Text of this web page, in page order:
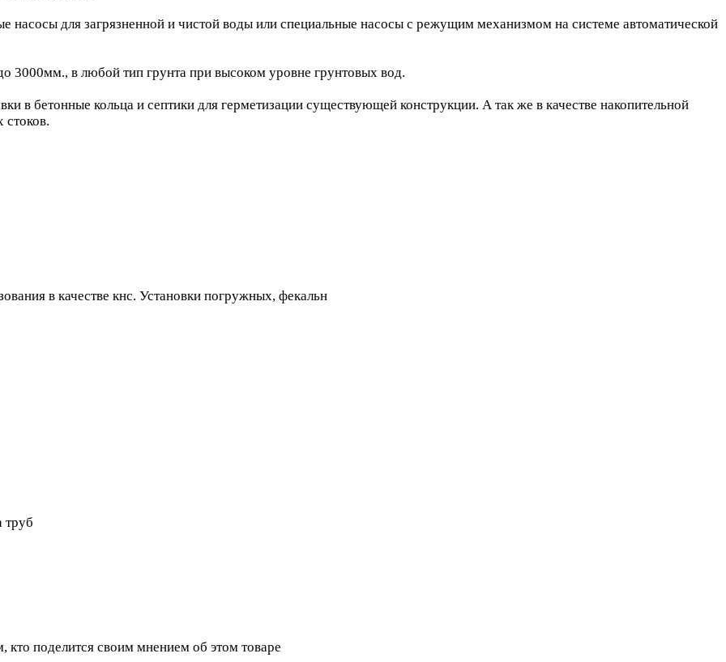
насосы для загрязненной и чистой воды или специальные насосы с режущим механизмом на системе автоматической
3000мм., в любой тип грунта при высоком уровне грунтовых вод.
в бетонные кольца и септики для герметизации существующей конструкции. А так же в качестве накопительной
в качестве кнс. Установки погружных, фекальн
труб
поделится своим мнением об этом товаре